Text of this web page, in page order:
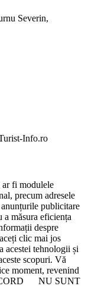
Severin,
Info.ro
fi modulele
precum adresele
publicitare
măsura eficiența
despre
clic mai jos
acestei tehnologii și
scopuri. Vă
moment, revenind
NU SUNT